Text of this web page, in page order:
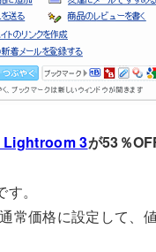
3が53％
す。
常価格に設定して、